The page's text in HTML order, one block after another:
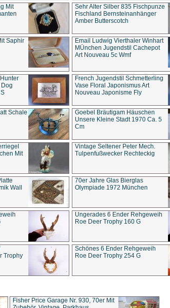
Mit
Sehr Alter Silber 835 Fischpunze
Fischland Bernsteinanhänger
Amber Butterscotch
Saphir
Email Ludwig Vierthaler Winhart
MÜnchen Jugendstil Cachepot
Art Nouveau 5c Wmf
French Jugendstil Schmetterling
Vase Floral Japonismus Art
Nouveau Japonisme Fly
Schale
Goebel Bräutigam Häuschen
Unsere Kleine Stadt 1970 Ca. 5
Cm
Mit
Vintage Seltener Peter Mech.
Tulpenfußwecker Rechteckig
Wall
70er Jahre Glas Bierglas
Olympiade 1972 München
Ungerades 6 Ender Rehgeweih
Roe Deer Trophy 160 G
Trophy
Schönes 6 Ender Rehgeweih
Roe Deer Trophy 254 G
Fisher Price Garage Nr. 930, 70er Mit